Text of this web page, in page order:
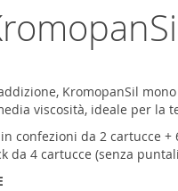
KromopanSil
viscosità, ideale per la
confezioni da 2 cartucce
da 4 cartucce (senza